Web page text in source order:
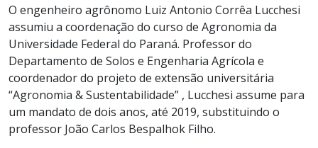
O engenheiro agrônomo Luiz Antonio Corrêa Lucchesi
assumiu a coordenação do curso de Agronomia da
Universidade Federal do Paraná. Professor do
Departamento de Solos e Engenharia Agrícola e
coordenador do projeto de extensão universitária
“Agronomia & Sustentabilidade” , Lucchesi assume para
um mandato de dois anos, até 2019, substituindo o
professor João Carlos Bespalhok Filho.